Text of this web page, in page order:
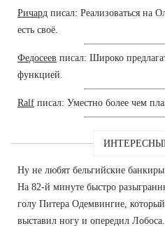
Ричард писал: Реализоваться на
есть своё.
Федосеев писал: Широко
функцией.
Ralf писал: Уместно более чем
Ну не любят бельгийские банкиры
На 82-й минуте быстро
голу Питера Одемвингие,
выставил ногу и опередил